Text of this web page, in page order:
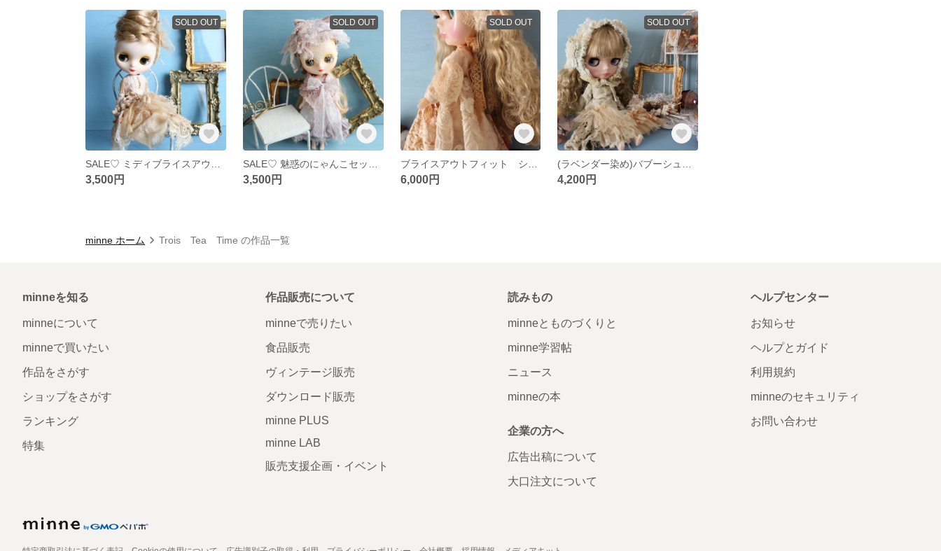
SOLD OUT
3,500円
SOLD OUT
3,500円
SOLD OUT
6,000円
SOLD OUT
4,200円
minne ホーム Trois Tea Time の作品一覧
minneを知る
minneについて
minneで買いたい
作品をさがす
ショップをさがす
ランキング
特集
作品販売について
minneで売りたい
食品販売
ヴィンテージ販売
ダウンロード販売
minne PLUS
minne LAB
販売支援企画・イベント
読みもの
minneとものづくりと
minne学習帖
ニュース
minneの本
企業の方へ
広告出稿について
大口注文について
ヘルプセンター
お知らせ
ヘルプとガイド
利用規約
minneのセキュリティ
お問い合わせ